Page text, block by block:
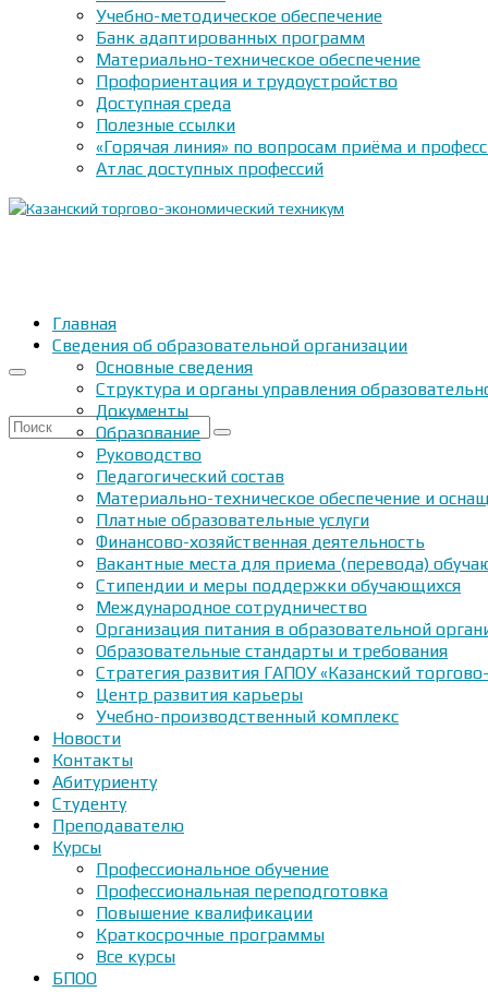
Учебно-методическое обеспечение
Банк адаптированных программ
Материально-техническое обеспечение
Профориентация и трудоустройство
Доступная среда
Полезные ссылки
«Горячая линия» по вопросам приёма и
Атлас доступных профессий
Искать:
Главная
Сведения об образовательной организации
Основные сведения
Структура и органы управления
Документы
Образование
Руководство
Педагогический состав
Материально-техническое обеспечение и
Платные образовательные услуги
Финансово-хозяйственная деятельность
Вакантные места для приема (перевода)
Стипендии и меры поддержки обучающихся
Международное сотрудничество
Организация питания в образовательной
Образовательные стандарты и требования
Стратегия развития ГАПОУ «Казанский
Центр развития карьеры
Учебно-производственный комплекс
Новости
Контакты
Абитуриенту
Студенту
Преподавателю
Курсы
Профессиональное обучение
Профессиональная переподготовка
Повышение квалификации
Краткосрочные программы
Все курсы
БПОО